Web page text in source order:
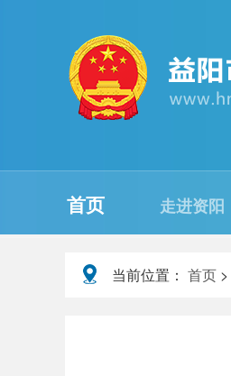
首页 走进资阳
当前位置： 首页 >